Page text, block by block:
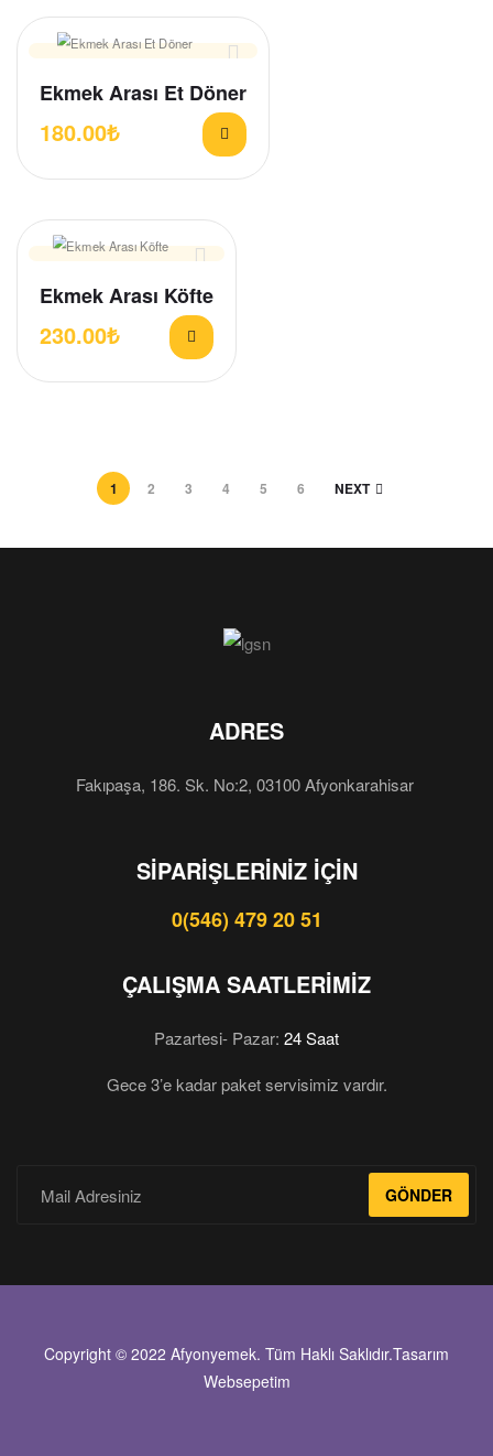
Ekmek Arası Et Döner
180.00₺
Ekmek Arası Köfte
230.00₺
1 2 3 4 5 6 NEXT
ADRES
Fakıpaşa, 186. Sk. No:2, 03100 Afyonkarahisar
SIPARIŞLERINIZ İÇIN
0(546) 479 20 51
ÇALIŞMA SAATLERIMIZ
Pazartesi- Pazar: 24 Saat
Gece 3’e kadar paket servisimiz vardır.
GÖNDER
Copyright © 2022 Afyonyemek. Tüm Haklı Saklıdır.Tasarım
Websepetim